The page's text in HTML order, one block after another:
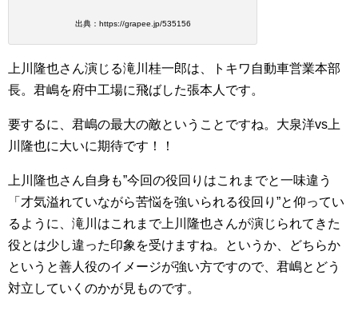
出典：https://grapee.jp/535156
上川隆也さん演じる滝川桂一郎は、トキワ自動車営業本部
長。君嶋を府中工場に飛ばした張本人です。
要するに、君嶋の最大の敵ということですね。大泉洋vs上
川隆也に大いに期待です！！
上川隆也さん自身も”今回の役回りはこれまでと一味違う
「才気溢れていながら苦悩を強いられる役回り”と仰ってい
るように、滝川はこれまで上川隆也さんが演じられてきた
役とは少し違った印象を受けますね。というか、どちらか
というと善人役のイメージが強い方ですので、君嶋とどう
対立していくのかが見ものです。